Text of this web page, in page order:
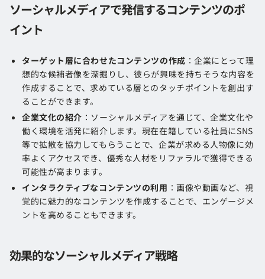
ソーシャルメディアで発信するコンテンツのポ
イント
ターゲット層に合わせたコンテンツの作成 ：企業にとって理
想的な候補者像を深掘りし、彼らが興味を持ちそうな内容を
作成することで、求めている層とのタッチポイントを創出す
ることができます。
企業文化の紹介 ：ソーシャルメディアを通じて、企業文化や
働く環境を活発に紹介します。現在在籍している社員にSNS
等で拡散を協力してもらうことで、企業が求める人物像に効
率よくアクセスでき、優秀な人材をリファラルで獲得できる
可能性が高まります。
インタラクティブなコンテンツの利用 ：画像や動画など、視
覚的に魅力的なコンテンツを作成することで、エンゲージメ
ントを高めることもできます。
効果的なソーシャルメディア戦略